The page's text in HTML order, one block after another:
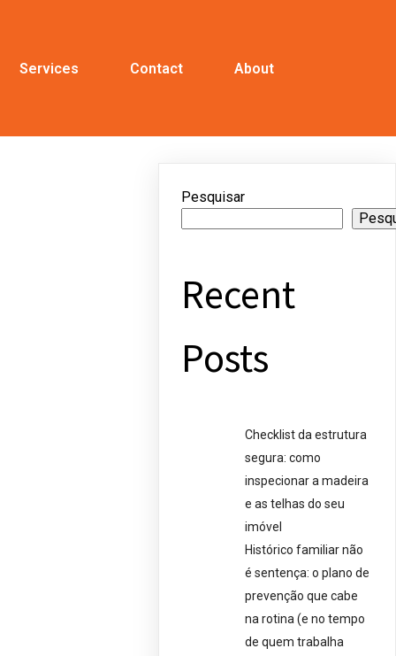
Services Contact About
Pesquisar
Recent
Posts
Checklist da estrutura
segura: como
inspecionar a madeira
e as telhas do seu
imóvel
Histórico familiar não
é sentença: o plano de
prevenção que cabe
na rotina (e no tempo
de quem trabalha